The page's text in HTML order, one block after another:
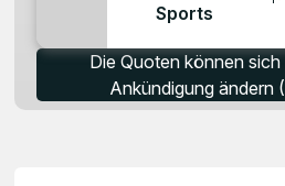
Sports
Die Quoten können
Ankündigung ändern